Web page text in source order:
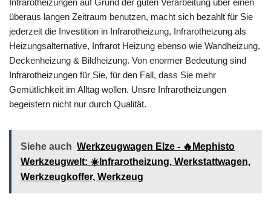
überaus langen Zeitraum benutzen, macht sich bezahlt für Sie
jederzeit die Investition in Infrarotheizung, Infrarotheizung als
Heizungsalternative, Infrarot Heizung ebenso wie Wandheizung,
Deckenheizung & Bildheizung. Von enormer Bedeutung sind
Infrarotheizungen für Sie, für den Fall, dass Sie mehr
Gemütlichkeit im Alltag wollen. Unsre Infrarotheizungen
begeistern nicht nur durch Qualität.
Siehe auch Werkzeugwagen Elze - 🔥Mephisto
Werkzeugwelt: ☀️Infrarotheizung, Werkstattwagen,
Werkzeugkoffer, Werkzeug